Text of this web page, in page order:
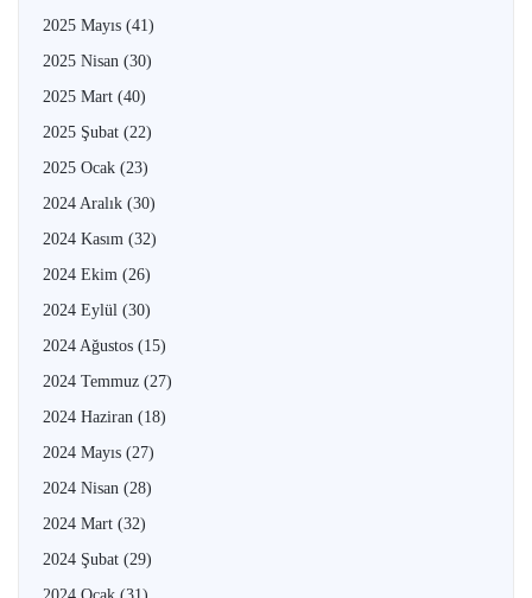
2025 Mayıs (41)
2025 Nisan (30)
2025 Mart (40)
2025 Şubat (22)
2025 Ocak (23)
2024 Aralık (30)
2024 Kasım (32)
2024 Ekim (26)
2024 Eylül (30)
2024 Ağustos (15)
2024 Temmuz (27)
2024 Haziran (18)
2024 Mayıs (27)
2024 Nisan (28)
2024 Mart (32)
2024 Şubat (29)